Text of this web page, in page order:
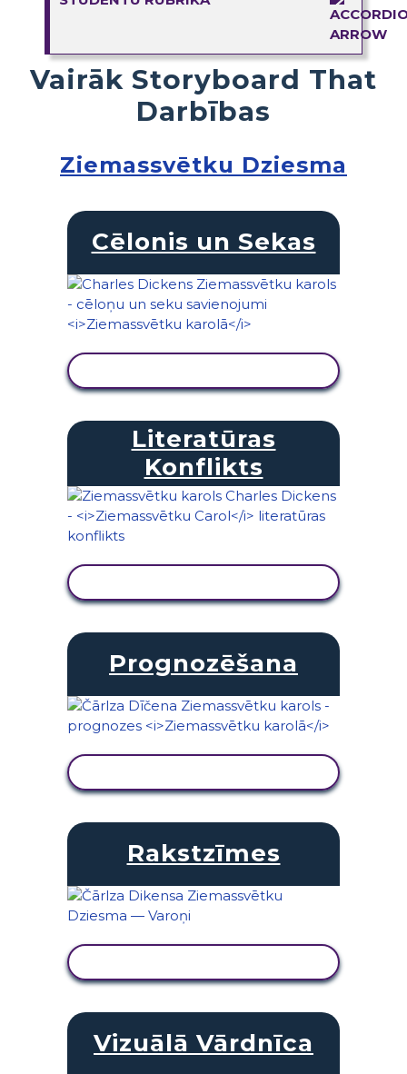
Vairāk Storyboard That
Darbības
Ziemassvētku Dziesma
Cēlonis un Sekas
Literatūras
Konflikts
Prognozēšana
Rakstzīmes
Vizuālā Vārdnīca